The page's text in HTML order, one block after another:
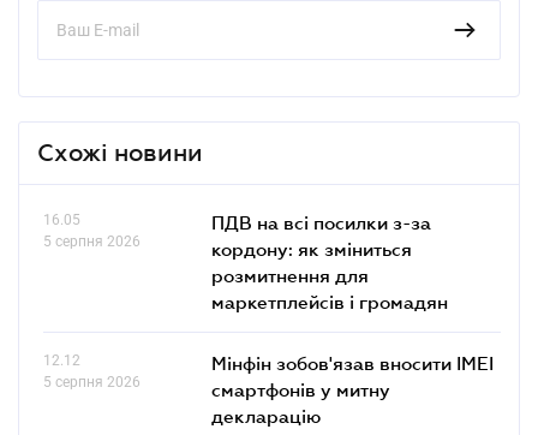
Схожі новини
16.05
5 серпня 2026
ПДВ на всі посилки з-за
кордону: як зміниться
розмитнення для
маркетплейсів і громадян
12.12
5 серпня 2026
Мінфін зобов'язав вносити IMEI
смартфонів у митну
декларацію